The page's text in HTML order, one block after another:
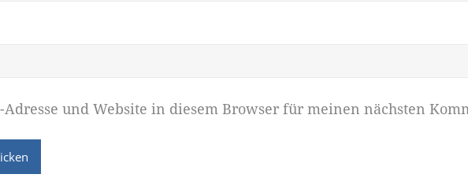
Adresse und Website in diesem Browser für meinen nächsten